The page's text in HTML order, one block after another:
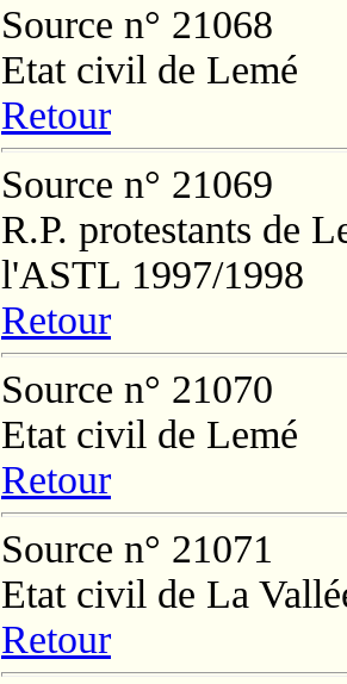
Source n° 21068
Etat civil de Lemé
Retour
Source n° 21069
R.P. protestants de
l'ASTL 1997/1998
Retour
Source n° 21070
Etat civil de Lemé
Retour
Source n° 21071
Etat civil de La
Retour